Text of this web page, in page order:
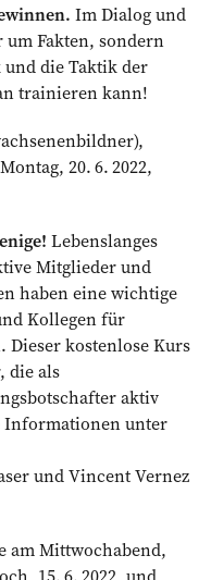
Im Dialog und
Fakten, sondern
die Taktik der
trainieren kann!
20. 6. 2022,
Lebenslanges
Mitglieder und
haben eine wichtige
Kollegen für
kostenlose Kurs
die als
aktiv
Informationen unter
und Vincent Vernez
am Mittwochabend,